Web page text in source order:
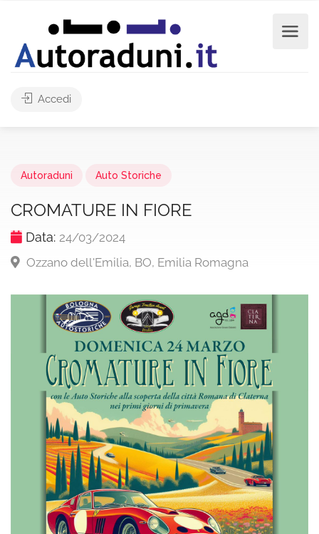
Accedi
Autoraduni Auto Storiche
CROMATURE IN FIORE
Data: 24/03/2024
Ozzano dell'Emilia, BO, Emilia Romagna